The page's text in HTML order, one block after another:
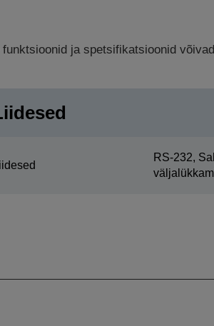
funktsioonid ja spetsifikatsioonid
RS-232,